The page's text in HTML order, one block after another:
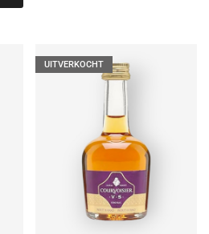
UITVERKOCHT